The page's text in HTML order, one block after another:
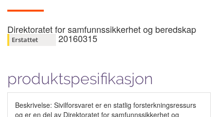
Direktoratet for samfunnssikkerhet og beredskap
Erstattet 20160315
produktspesifikasjon
Beskrivelse: Sivilforsvaret er en statlig forsterkningsressurs
og er en del av Direktoratet for samfunnssikkerhet og